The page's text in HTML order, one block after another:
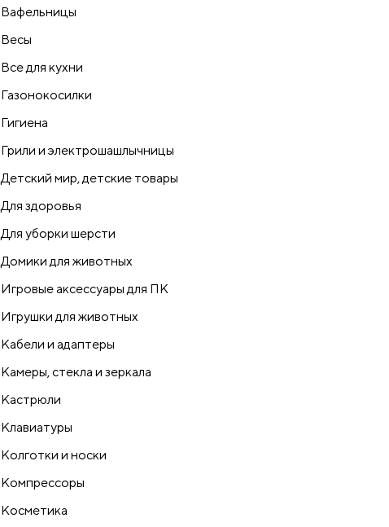
Вафельницы
Весы
Все для кухни
Газонокосилки
Гигиена
Грили и электрошашлычницы
Детский мир, детские товары
Для здоровья
Для уборки шерсти
Домики для животных
Игровые аксессуары для ПК
Игрушки для животных
Кабели и адаптеры
Камеры, стекла и зеркала
Кастрюли
Клавиатуры
Колготки и носки
Компрессоры
Косметика